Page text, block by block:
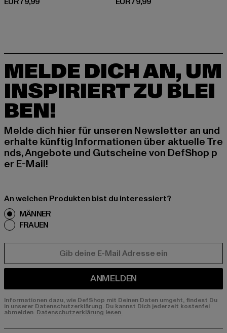
MELDE DICH AN, UM
INSPIRIERT ZU BLEI
BEN!
Melde dich hier für unseren Newsletter an und
erhalte künftig Informationen über aktuelle Tre
nds, Angebote und Gutscheine von DefShop p
er E-Mail!
An welchen Produkten bist du interessiert?
MÄNNER
FRAUEN
ANMELDEN
Informationen dazu, wie DefShop mit Deinen Daten umgeht, findest Du
in unserer Datenschutzerklärung. Du kannst Dich jederzeit kostenfei
abmelden. Datenschutzerklärung lesen.